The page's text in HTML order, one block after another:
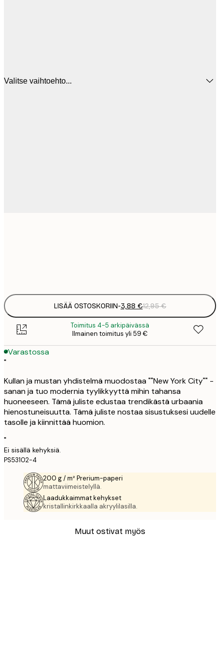
Valitse vaihtoehto...
LISÄÄ OSTOSKORIIN-3,88 €12,95 €
Toimitus 4-5 arkipäivässä
Ilmainen toimitus yli 59 €
Varastossa
"
Kullan ja mustan yhdistelmä muodostaa ""New York City"" -
sanan ja tuo modernia tyylikkyyttä mihin tahansa
huoneeseen. Tämä juliste edustaa trendikästä urbaania
hienostuneisuutta. Tämä juliste nostaa sisustuksesi uudelle
tasolle ja kiinnittää huomion.
"
Ei sisällä kehyksiä.
PS53102-4
200 g / m² Prerium-paperi
mattaviimeistelyllä.
Laadukkaimmat kehykset
kristallinkirkkaalla akryylilasilla.
Muut ostivat myös